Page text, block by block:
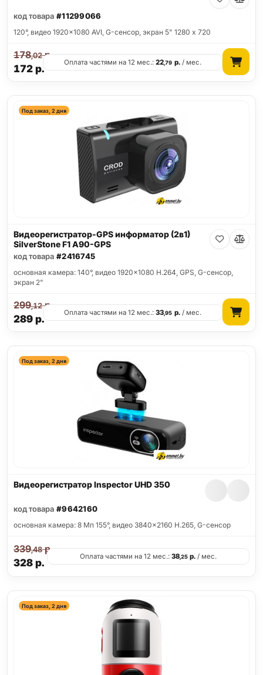
код товара #11299066
120°, видео 1920x1080 AVI, G-сенсор, экран 5" 1280 x 720
172р.
178,02р.
Оплата частями на 12 мес.:22,79 р./ мес.
Под заказ, 2 дня
Видеорегистратор-GPS информатор (2в1)
SilverStone F1 A90-GPS
код товара #2416745
основная камера: 140°, видео 1920x1080 H.264, GPS, G-сенсор,
экран 2"
289р.
299,12р.
Оплата частями на 12 мес.:33,95 р./ мес.
Под заказ, 2 дня
Видеорегистратор Inspector UHD 350
код товара #9642160
основная камера: 8 Мп 155°, видео 3840x2160 H.265, G-сенсор
328р.
339,48р.
Оплата частями на 12 мес.: 38,25р./ мес.
Под заказ, 2 дня